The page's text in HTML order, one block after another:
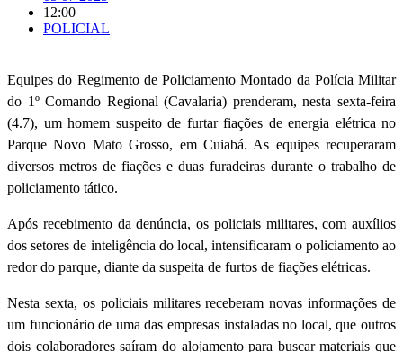
12:00
POLICIAL
Equipes do Regimento de Policiamento Montado da Polícia Militar
do 1º Comando Regional (Cavalaria) prenderam, nesta sexta-feira
(4.7), um homem suspeito de furtar fiações de energia elétrica no
Parque Novo Mato Grosso, em Cuiabá. As equipes recuperaram
diversos metros de fiações e duas furadeiras durante o trabalho de
policiamento tático.
Após recebimento da denúncia, os policiais militares, com auxílios
dos setores de inteligência do local, intensificaram o policiamento ao
redor do parque, diante da suspeita de furtos de fiações elétricas.
Nesta sexta, os policiais militares receberam novas informações de
um funcionário de uma das empresas instaladas no local, que outros
dois colaboradores saíram do alojamento para buscar materiais que